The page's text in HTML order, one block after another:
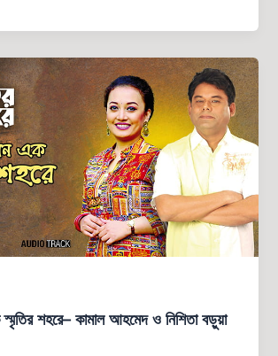
শহরে– কামাল আহমেদ ও নিশিতা বড়ুয়া